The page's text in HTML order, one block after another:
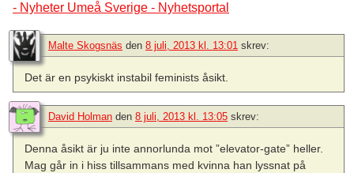
- Nyheter Umeå Sverige - Nyhetsportal
Malte Skogsnäs den 8 juli, 2013 kl. 13:01 skrev:
Det är en psykiskt instabil feminists åsikt.
David Holman den 8 juli, 2013 kl. 13:05 skrev:
Denna åsikt är ju inte annorlunda mot ”elevator-gate” heller.
Mag går in i hiss tillsammans med kvinna han lyssnat på